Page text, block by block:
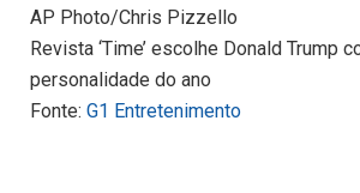
AP Photo/Chris Pizzello
Revista ‘Time’ escolhe Donald Trump
personalidade do ano
Fonte: G1 Entretenimento